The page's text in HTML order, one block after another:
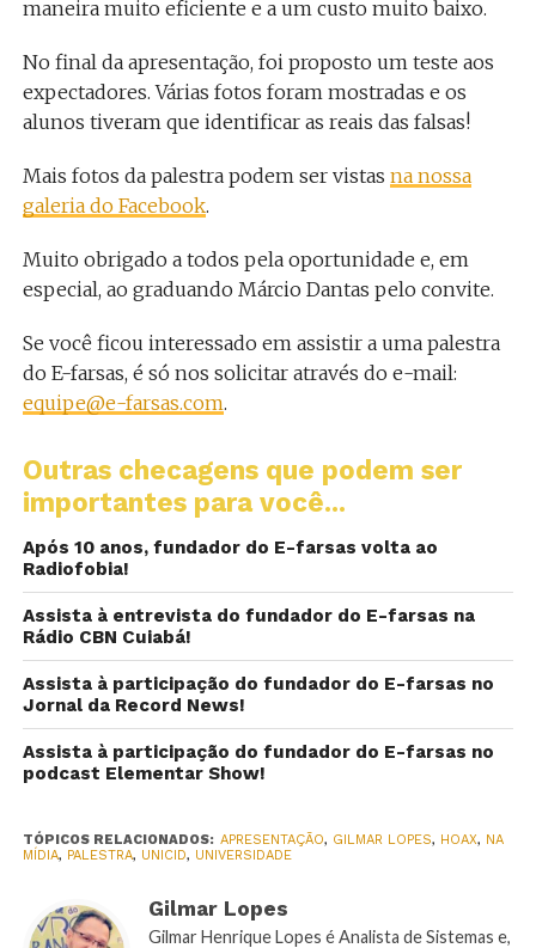
maneira muito eficiente e a um custo muito baixo.
No final da apresentação, foi proposto um teste aos
expectadores. Várias fotos foram mostradas e os
alunos tiveram que identificar as reais das falsas!
Mais fotos da palestra podem ser vistas na nossa
galeria do Facebook.
Muito obrigado a todos pela oportunidade e, em
especial, ao graduando Márcio Dantas pelo convite.
Se você ficou interessado em assistir a uma palestra
do E-farsas, é só nos solicitar através do e-mail:
equipe@e-farsas.com.
Outras checagens que podem ser
importantes para você...
Após 10 anos, fundador do E-farsas volta ao
Radiofobia!
Assista à entrevista do fundador do E-farsas na
Rádio CBN Cuiabá!
Assista à participação do fundador do E-farsas no
Jornal da Record News!
Assista à participação do fundador do E-farsas no
podcast Elementar Show!
TÓPICOS RELACIONADOS: APRESENTAÇÃO, GILMAR LOPES, HOAX, NA
MÍDIA, PALESTRA, UNICID, UNIVERSIDADE
Gilmar Lopes
Gilmar Henrique Lopes é Analista de Sistemas e,